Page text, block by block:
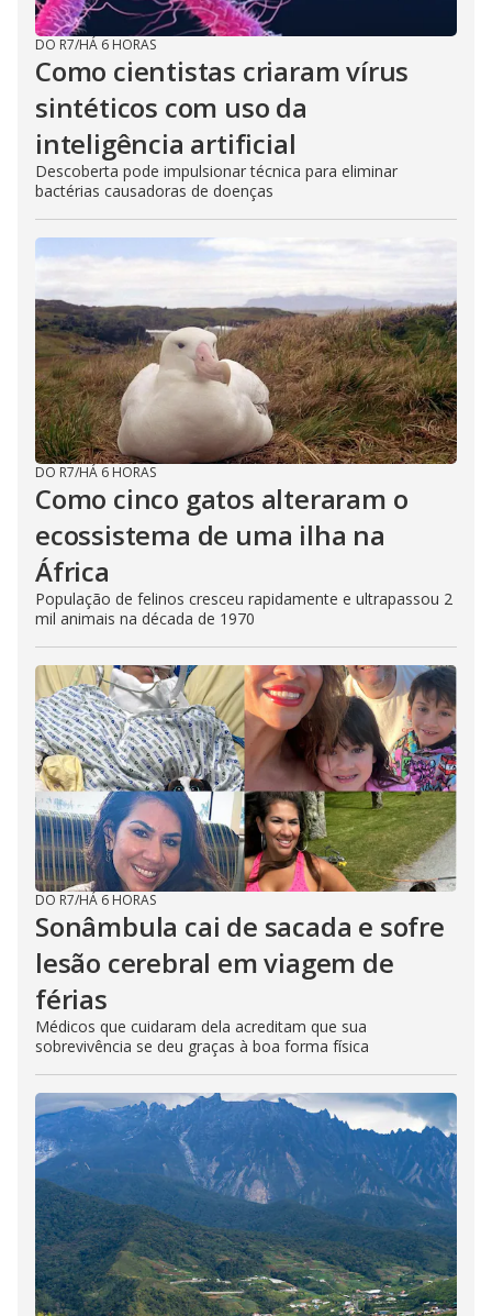
DO R7/HÁ 6 HORAS
Como cientistas criaram vírus
sintéticos com uso da
inteligência artificial
Descoberta pode impulsionar técnica para eliminar
bactérias causadoras de doenças
DO R7/HÁ 6 HORAS
Como cinco gatos alteraram o
ecossistema de uma ilha na
África
População de felinos cresceu rapidamente e ultrapassou 2
mil animais na década de 1970
DO R7/HÁ 6 HORAS
Sonâmbula cai de sacada e sofre
lesão cerebral em viagem de
férias
Médicos que cuidaram dela acreditam que sua
sobrevivência se deu graças à boa forma física